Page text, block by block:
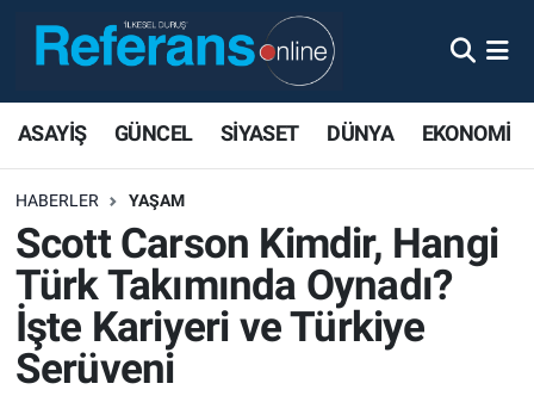
ASAYİŞ GÜNCEL SİYASET DÜNYA EKONOMİ
HABERLER YAŞAM
Scott Carson Kimdir, Hangi
Türk Takımında Oynadı?
İşte Kariyeri ve Türkiye
Serüveni